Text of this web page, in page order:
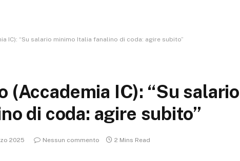
IC): “Su salario minimo Italia fanalino di coda: agire subito”
(Accademia IC): “Su
di coda: agire subito”
2025 Nessun commento 2 Mins Read